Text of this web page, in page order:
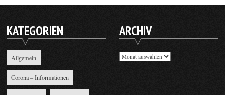
KATEGORIEN
Allgemein
Corona – Informationen
ARCHIV
Archiv